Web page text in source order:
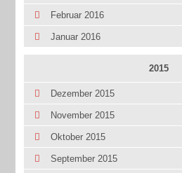
Februar 2016
Januar 2016
2015
Dezember 2015
November 2015
Oktober 2015
September 2015